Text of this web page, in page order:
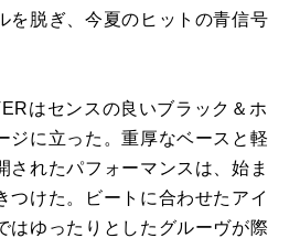
を脱ぎ、今夏のヒットの青信号
はセンスの良いブラック＆ホ
ジに立った。重厚なベースと軽
されたパフォーマンスは、始ま
つけた。ビートに合わせたアイ
はゆったりとしたグルーヴが際